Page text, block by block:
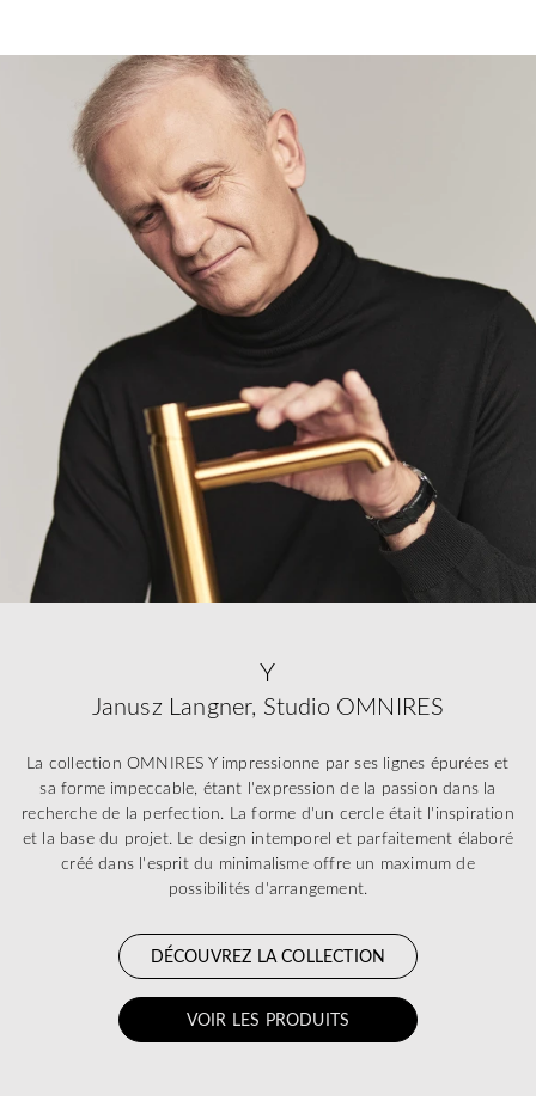
Y
Janusz Langner, Studio OMNIRES
La collection OMNIRES Y impressionne par ses lignes épurées et
sa forme impeccable, étant l'expression de la passion dans la
recherche de la perfection. La forme d'un cercle était l'inspiration
et la base du projet. Le design intemporel et parfaitement élaboré
créé dans l'esprit du minimalisme offre un maximum de
possibilités d'arrangement.
DÉCOUVREZ LA COLLECTION
VOIR LES PRODUITS